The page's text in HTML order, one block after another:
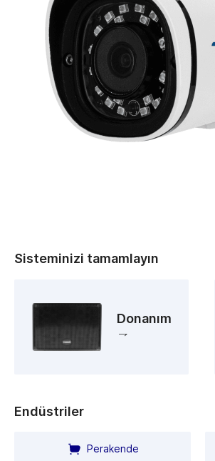
Sisteminizi tamamlayın
Donanım
Endüstriler
Perakende